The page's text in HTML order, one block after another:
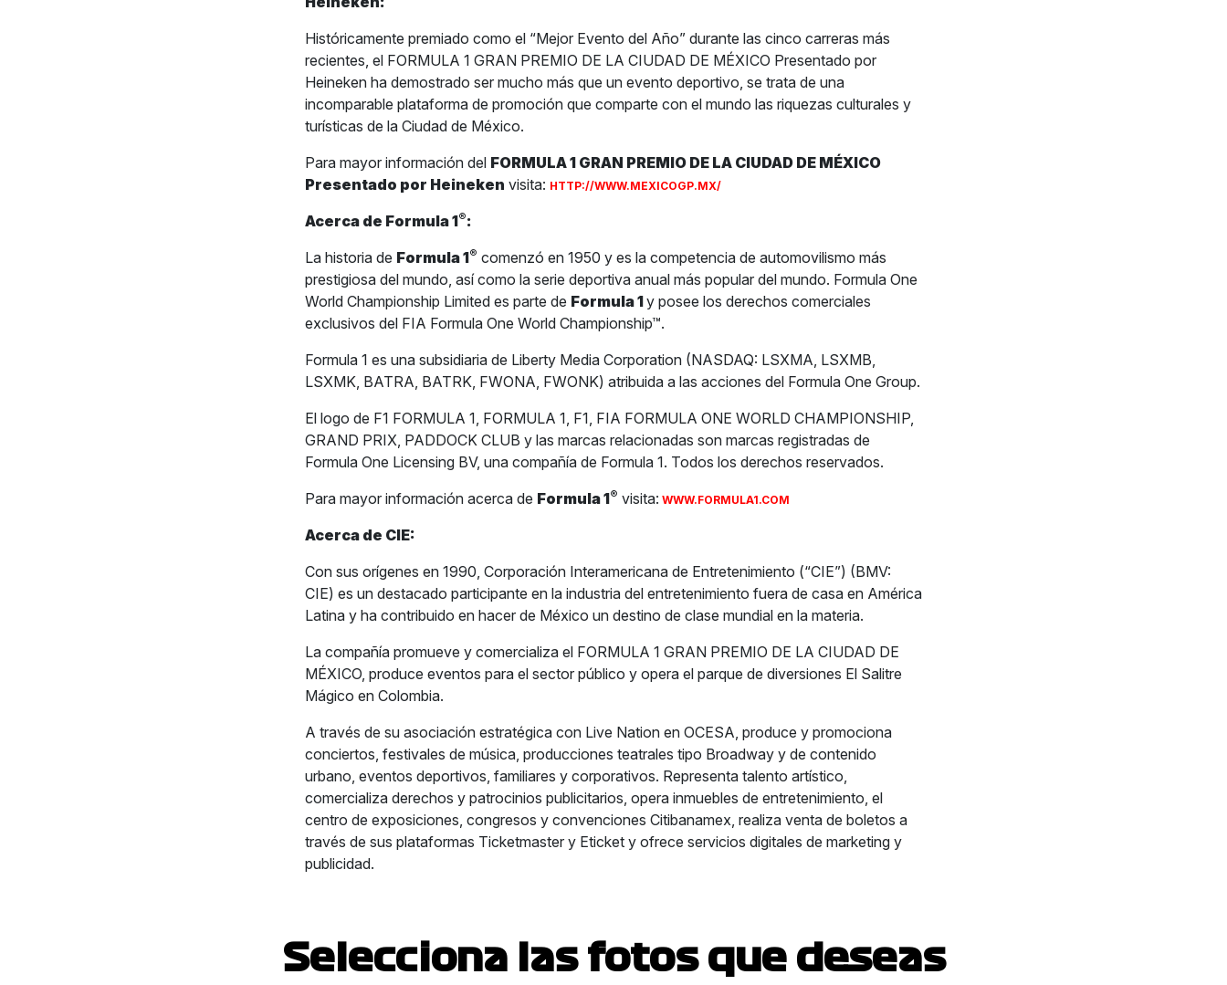
Históricamente premiado como el “Mejor Evento del Año” durante las cinco carreras más
recientes, el FORMULA 1 GRAN PREMIO DE LA CIUDAD DE MÉXICO Presentado por
Heineken ha demostrado ser mucho más que un evento deportivo, se trata de una
incomparable plataforma de promoción que comparte con el mundo las riquezas culturales y
turísticas de la Ciudad de México.
Para mayor información del FORMULA 1 GRAN PREMIO DE LA CIUDAD DE MÉXICO
Presentado por Heineken visita: HTTP://WWW.MEXICOGP.MX/
Acerca de Formula 1®:
La historia de Formula 1® comenzó en 1950 y es la competencia de automovilismo más
prestigiosa del mundo, así como la serie deportiva anual más popular del mundo. Formula One
World Championship Limited es parte de Formula 1y posee los derechos comerciales
exclusivos del FIA Formula One World Championship™.
Formula 1 es una subsidiaria de Liberty Media Corporation (NASDAQ: LSXMA, LSXMB,
LSXMK, BATRA, BATRK, FWONA, FWONK) atribuida a las acciones del Formula One Group.
El logo de F1 FORMULA 1, FORMULA 1, F1, FIA FORMULA ONE WORLD CHAMPIONSHIP,
GRAND PRIX, PADDOCK CLUB y las marcas relacionadas son marcas registradas de
Formula One Licensing BV, una compañía de Formula 1. Todos los derechos reservados.
Para mayor información acerca de Formula 1® visita: WWW.FORMULA1.COM
Acerca de CIE:
Con sus orígenes en 1990, Corporación Interamericana de Entretenimiento (“CIE”) (BMV:
CIE) es un destacado participante en la industria del entretenimiento fuera de casa en América
Latina y ha contribuido en hacer de México un destino de clase mundial en la materia.
La compañía promueve y comercializa el FORMULA 1 GRAN PREMIO DE LA CIUDAD DE
MÉXICO, produce eventos para el sector público y opera el parque de diversiones El Salitre
Mágico en Colombia.
A través de su asociación estratégica con Live Nation en OCESA, produce y promociona
conciertos, festivales de música, producciones teatrales tipo Broadway y de contenido
urbano, eventos deportivos, familiares y corporativos. Representa talento artístico,
comercializa derechos y patrocinios publicitarios, opera inmuebles de entretenimiento, el
centro de exposiciones, congresos y convenciones Citibanamex, realiza venta de boletos a
través de sus plataformas Ticketmaster y Eticket y ofrece servicios digitales de marketing y
publicidad.
Selecciona las fotos que deseas